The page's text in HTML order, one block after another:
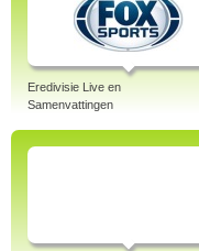
Eredivisie Live en
Samenvattingen